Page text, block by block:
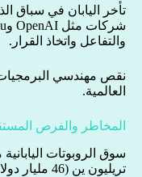
تأخر اليابان في سباق
والتفاعل واتخاذ القرار.
نقص مهندسي
العالمية.
المخاطر والفرص
تريليون ين (46 مليار دولار) بحلول 2025.